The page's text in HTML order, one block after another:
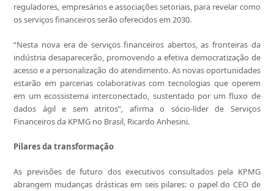
reguladores, empresários e associações setoriais, para revelar como
os serviços financeiros serão oferecidos em 2030.
“Nesta nova era de serviços financeiros abertos, as fronteiras da
indústria desaparecerão, promovendo a efetiva democratização de
acesso e a personalização do atendimento. As novas oportunidades
estarão em parcerias colaborativas com tecnologias que operem
em um ecossistema interconectado, sustentado por um fluxo de
dados ágil e sem atritos”, afirma o sócio-líder de Serviços
Financeiros da KPMG no Brasil, Ricardo Anhesini.
Pilares da transformação
As previsões de futuro dos executivos consultados pela KPMG
abrangem mudanças drásticas em seis pilares: o papel do CEO de